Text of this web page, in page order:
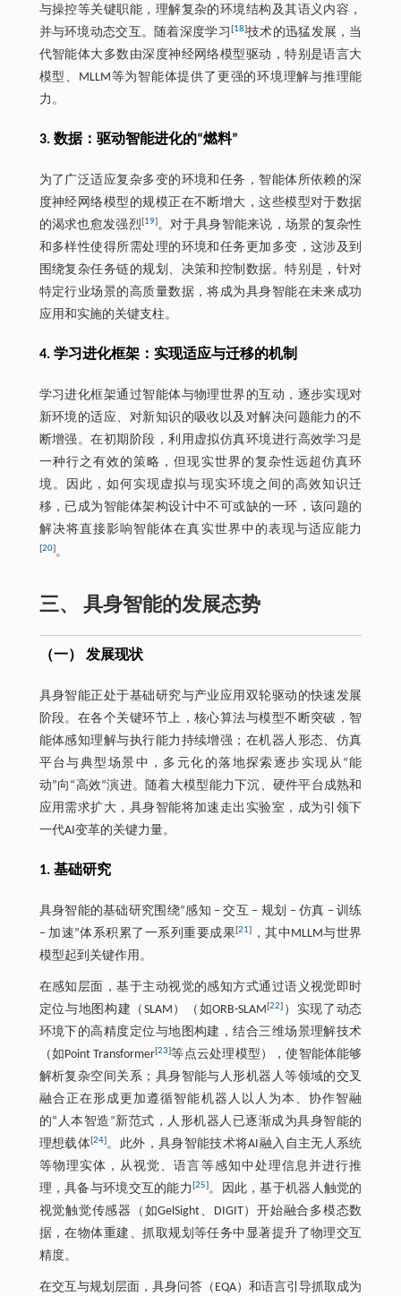
与操控等关键职能，理解复杂的环境结构及其语义内容，
并与环境动态交互。随着深度学习 [18]技术的迅猛发展，当
代智能体大多数由深度神经网络模型驱动，特别是语言大
模型、MLLM等为智能体提供了更强的环境理解与推理能
力。
3. 数据：驱动智能进化的“燃料”
为了广泛适应复杂多变的环境和任务，智能体所依赖的深
度神经网络模型的规模正在不断增大，这些模型对于数据
的渴求也愈发强烈[19]。对于具身智能来说，场景的复杂性
和多样性使得所需处理的环境和任务更加多变，这涉及到
围绕复杂任务链的规划、决策和控制数据。特别是，针对
特定行业场景的高质量数据，将成为具身智能在未来成功
应用和实施的关键支柱。
4. 学习进化框架：实现适应与迁移的机制
学习进化框架通过智能体与物理世界的互动，逐步实现对
新环境的适应、对新知识的吸收以及对解决问题能力的不
断增强。在初期阶段，利用虚拟仿真环境进行高效学习是
一种行之有效的策略，但现实世界的复杂性远超仿真环
境。因此，如何实现虚拟与现实环境之间的高效知识迁
移，已成为智能体架构设计中不可或缺的一环，该问题的
解决将直接影响智能体在真实世界中的表现与适应能力
[20]。
三、 具身智能的发展态势
（一） 发展现状
具身智能正处于基础研究与产业应用双轮驱动的快速发展
阶段。在各个关键环节上，核心算法与模型不断突破，智
能体感知理解与执行能力持续增强；在机器人形态、仿真
平台与典型场景中，多元化的落地探索逐步实现从“能
动”向“高效”演进。随着大模型能力下沉、硬件平台成熟和
应用需求扩大，具身智能将加速走出实验室，成为引领下
一代AI变革的关键力量。
1. 基础研究
具身智能的基础研究围绕“感知 ‒ 交互 ‒ 规划 ‒ 仿真 ‒ 训练
‒ 加速”体系积累了一系列重要成果[21]
，其中MLLM与世界
模型起到关键作用。
在感知层面，基于主动视觉的感知方式通过语义视觉即时
定位与地图构建（SLAM）（如ORB-SLAM[22] ）实现了动态
环境下的高精度定位与地图构建，结合三维场景理解技术
（如Point Transformer[23]等点云处理模型），使智能体能够
解析复杂空间关系；具身智能与人形机器人等领域的交叉
融合正在形成更加遵循智能机器人以人为本、协作智融
的“人本智造”新范式，人形机器人已逐渐成为具身智能的
理想载体[24]。此外，具身智能技术将AI融入自主无人系统
等物理实体，从视觉、语言等感知中处理信息并进行推
理，具备与环境交互的能力 [25]。因此，基于机器人触觉的
视觉触觉传感器（如GelSight、DIGIT）开始融合多模态数
据，在物体重建、抓取规划等任务中显著提升了物理交互
精度。
在交互与规划层面，具身问答（EQA）和语言引导抓取成为